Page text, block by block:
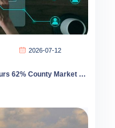
2026-07-12
Instant Retail Product Innovation Spurs 62% County Market Growth